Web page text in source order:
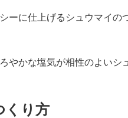
ーに仕上げるシュウマイの
やかな塩気が相性のよいシ
くり方